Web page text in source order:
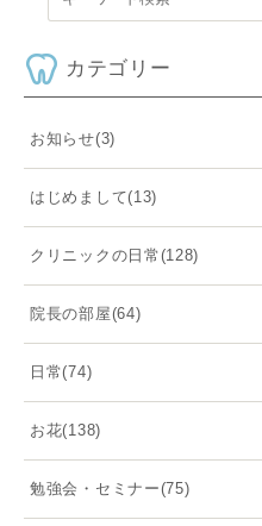
カテゴリー
お知らせ(3)
はじめまして(13)
クリニックの日常(128)
院長の部屋(64)
日常(74)
お花(138)
勉強会・セミナー(75)